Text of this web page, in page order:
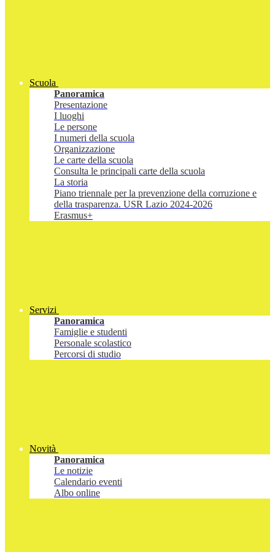
Scuola
Panoramica
Presentazione
I luoghi
Le persone
I numeri della scuola
Organizzazione
Le carte della scuola
Consulta le principali carte della scuola
La storia
Piano triennale per la prevenzione della corruzione e
della trasparenza. USR Lazio 2024-2026
Erasmus+
Servizi
Panoramica
Famiglie e studenti
Personale scolastico
Percorsi di studio
Novità
Panoramica
Le notizie
Calendario eventi
Albo online